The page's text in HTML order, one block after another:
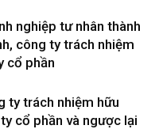
nghiệp tư nhân thành
công ty trách nhiệm
cổ phần
ty trách nhiệm hữu
cổ phần và ngược lại